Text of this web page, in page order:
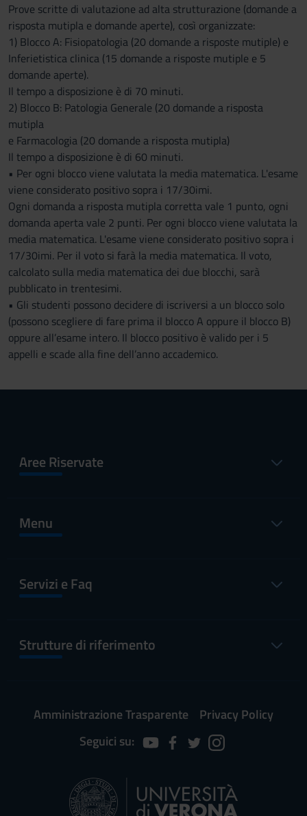
Prove scritte di valutazione ad alta strutturazione (domande a
risposta mutipla e domande aperte), così organizzate:
1) Blocco A: Fisiopatologia (20 domande a risposte mutiple) e
Inferietistica clinica (15 domande a risposte mutiple e 5
domande aperte).
Il tempo a disposizione è di 70 minuti.
2) Blocco B: Patologia Generale (20 domande a risposta
mutipla
e Farmacologia (20 domande a risposta mutipla)
Il tempo a disposizione è di 60 minuti.
• Per ogni blocco viene valutata la media matematica. L'esame
viene considerato positivo sopra i 17/30imi.
Ogni domanda a risposta mutipla corretta vale 1 punto, ogni
domanda aperta vale 2 punti. Per ogni blocco viene valutata la
media matematica. L'esame viene considerato positivo sopra i
17/30imi. Per il voto si farà la media matematica. Il voto,
calcolato sulla media matematica dei due blocchi, sarà
pubblicato in trentesimi.
• Gli studenti possono decidere di iscriversi a un blocco solo
(possono scegliere di fare prima il blocco A oppure il blocco B)
oppure all’esame intero. Il blocco positivo è valido per i 5
appelli e scade alla fine dell’anno accademico.
Aree Riservate
Menu
Servizi e Faq
Strutture di riferimento
Amministrazione Trasparente
Privacy Policy
Seguici su: